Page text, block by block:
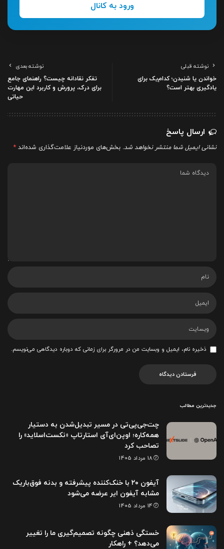
ورود به کانال
نوشته قبلی
خواندن یا شنیدن؛ کدام‌یک برای
یادگیری بهتر است؟
نوشته بعدی
تفکر نقادانه چیست؟ راهنمای جامع
برای درک، پرورش و کاربرد این مهارت
حیاتی
ارسال پاسخ
نشانی ایمیل شما منتشر نخواهد شد. بخش‌های موردنیاز علامت‌گذاری شده‌اند *
ذخیره نام، ایمیل و وبسایت من در مرورگر برای زمانی که دوباره دیدگاهی می‌نویسم.
جدیدترین مطالب
چت‌جی‌پی‌تی در مسیر تبدیل‌شدن به دستیار
همه‌کاره؛ اوپن‌ای‌آی استارتاپ «نکست‌اسلاید» را
تصاحب کرد
18 مرداد 1405
آیفون ۲۰ با خنک‌کننده پیشرفته و بدنه فوق‌باریک
مشابه آیفون ایر عرضه می‌شود
14 مرداد 1405
خستگی ذهنی چگونه تصمیم‌گیری ما را تغییر
می‌دهد؟ + راهکار